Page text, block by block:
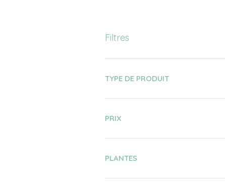
Filtres
TYPE DE PRODUIT
PRIX
PLANTES